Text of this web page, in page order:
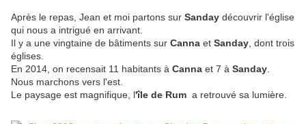
Après le repas, Jean et moi partons sur Sanday découvrir l'église
qui nous a intrigué en arrivant.
Il y a une vingtaine de bâtiments sur Canna et Sanday , dont trois
églises.
En 2014, on recensait 11 habitants à Canna et 7 à Sanday
Nous marchons vers l'est.
Le paysage est magnifique, l'île de Rum a retrouvé sa lumière.